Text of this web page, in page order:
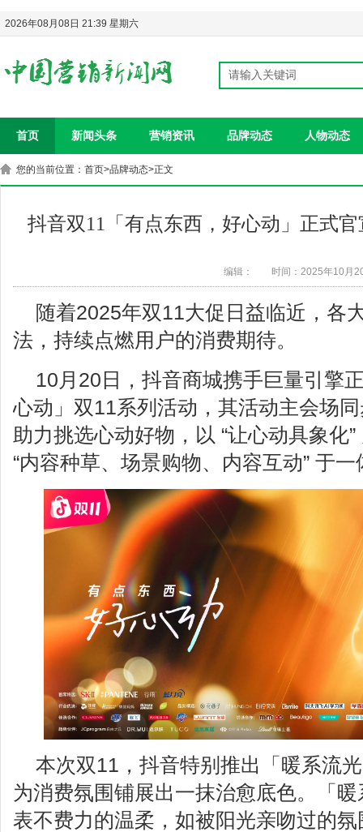
2026年08月08日 21:39 星期六
首页 新闻头条 营销资讯 品牌动态 人物动态
您的当前位置： 首页>品牌动态>正文
抖音双11「有点东西，好心动」正式
编辑： 时间：2025年10月
随着2025年双11大促日益临近，各
法，持续点燃用户的消费期待。
10月20日，抖音商城携手巨量引擎
心动」双11系列活动，其活动主会场
助力挑选心动好物，以 “让心动具象化
“内容种草、场景购物、内容互动” 于
本次双11，抖音特别推出「暖系流
为消费氛围铺展出一抹治愈底色。「
表不费力的温柔，如被阳光亲吻过的